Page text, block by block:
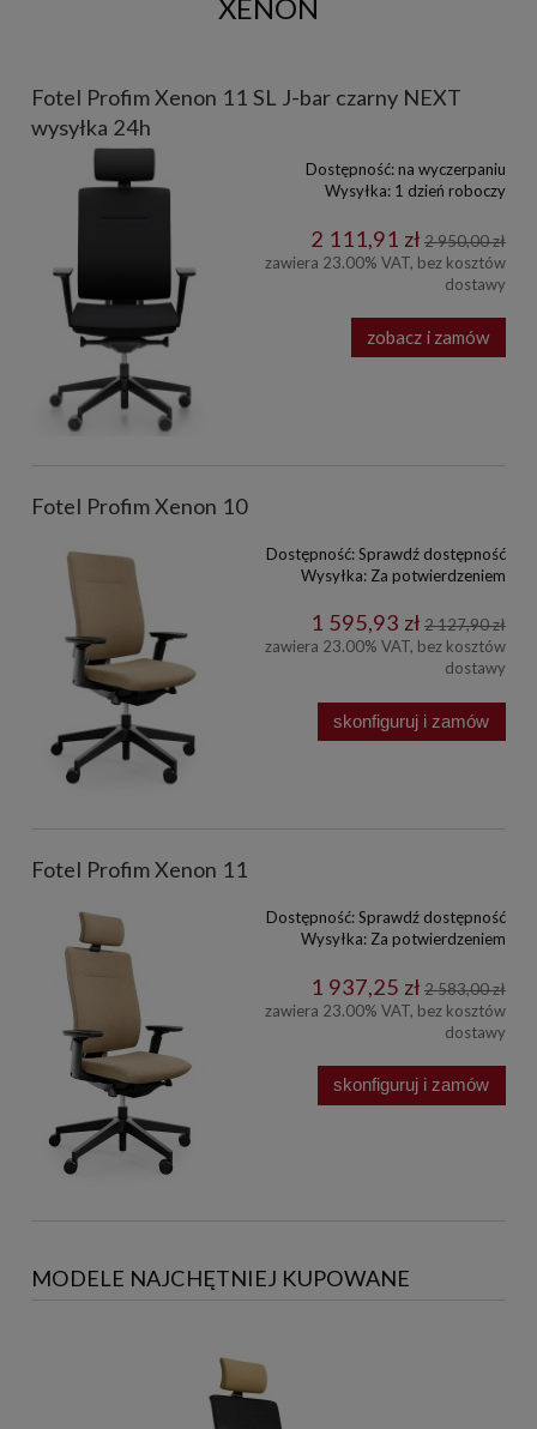
XENON
Fotel Profim Xenon 11 SL J-bar czarny NEXT
wysyłka 24h
Dostępność: na wyczerpaniu
Wysyłka: 1 dzień roboczy
2 111,91 zł 2 950,00 zł
zawiera 23.00% VAT, bez kosztów
dostawy
zobacz i zamów
Fotel Profim Xenon 10
Dostępność:Sprawdź dostępność
Wysyłka: Za potwierdzeniem
1 595,93 zł 2 127,90 zł
zawiera 23.00% VAT, bez kosztów
dostawy
skonfiguruj i zamów
Fotel Profim Xenon 11
Dostępność:Sprawdź dostępność
Wysyłka:Za potwierdzeniem
1 937,25 zł 2 583,00 zł
zawiera 23.00% VAT, bez kosztów
dostawy
skonfiguruj i zamów
MODELE NAJCHĘTNIEJ KUPOWANE